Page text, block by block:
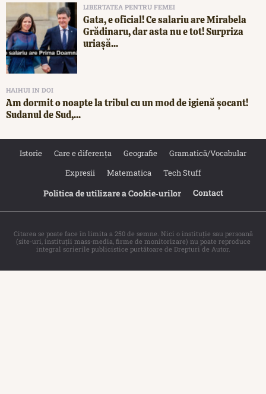
LIBERTATEA PENTRU FEMEI
Gata, e oficial! Ce salariu are Mirabela
Grădinaru, dar asta nu e tot! Surpriza
uriașă...
HAIHUI IN DOI
Am dormit o noapte la tribul cu un mod de igienă șocant!
Sudanul de Sud,...
Istorie Care e diferența Geografie
Gramatică/Vocabular
Expresii
Matematica Tech Stuff
Politica de utilizare a Cookie‐urilor Contact
Citarea se poate face în limita a 250 de semne. Nici o instituţie sau persoană
(site-uri, instituţii mass-media, firme de monitorizare) nu poate reproduce
integral scrierile publicistice purtătoare de Drepturi de Autor.